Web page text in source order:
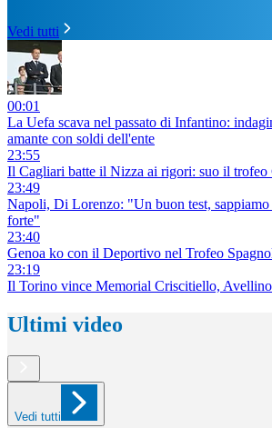
Vedi tutti
00:01
La Uefa scava nel passato di Infantino:
amante con soldi dell'ente
23:55
Il Cagliari batte il Nizza ai rigori: suo il
23:49
Napoli, Di Lorenzo: "Un buon test, sappiamo
forte"
23:40
Genoa ko con il Deportivo nel Trofeo
23:19
Il Torino vince Memorial Criscitiello,
Ultimi video
Vedi tutti